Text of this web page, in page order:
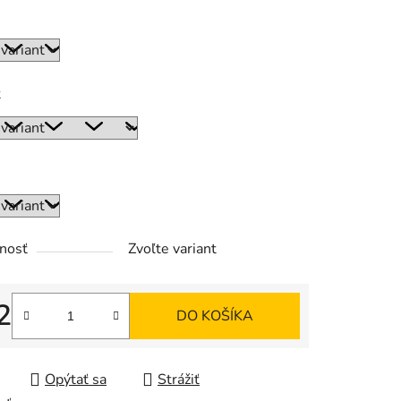
Zvoľte variant
cena:
DO KOŠÍKA
Opýtať sa
Strážiť